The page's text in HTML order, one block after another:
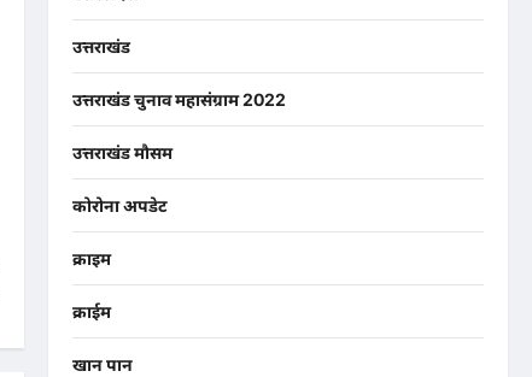
उत्तराखंड
उत्तराखंड चुनाव महासंग्राम 2022
उत्तराखंड मौसम
कोरोना अपडेट
क्राइम
क्राईम
खान पान